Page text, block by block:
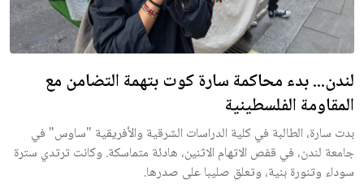
لندن... بدء محاكمة سارة كوت بتهمة التضامن مع
المقاومة الفلسطينية
بدت سارة، الطالبة في كلية الدراسات الشرقية والأفريقية "ساوس" في
جامعة لندن، في قفص الاتهام الاثنين، هادئة متماسكة. وكانت ترتدي سترة
سوداء وتنورة بنية، وتعلق صليبا على صدرها.